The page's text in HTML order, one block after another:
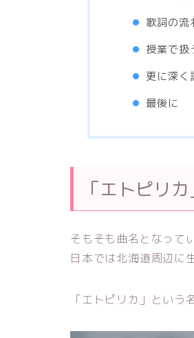
歌詞の流
授業で扱
更に深く
最後に
「エトピリ
そもそも曲名となって
日本では北海道周辺に
「エトピリカ」という